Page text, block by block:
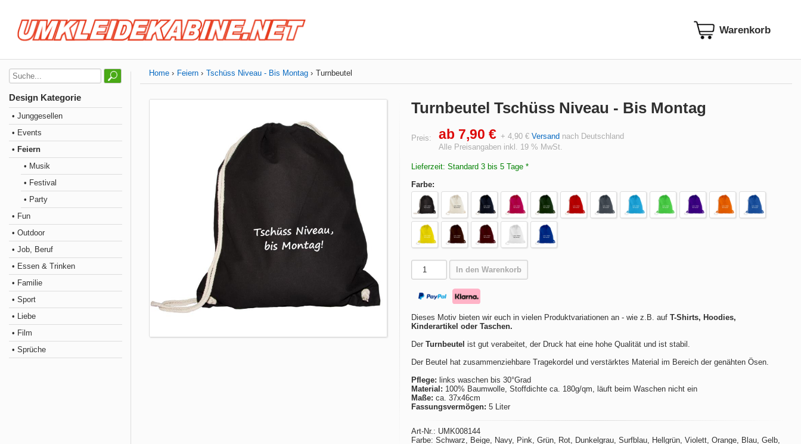
Design Kategorie
• Junggesellen
• Events
• Feiern
• Musik
• Festival
• Party
• Fun
• Outdoor
• Job, Beruf
• Essen & Trinken
• Familie
• Sport
• Liebe
• Film
• Sprüche
Home Feiern Tschüss Niveau - Bis Montag Turnbeutel
Turnbeutel Tschüss Niveau - Bis Montag
Preis: ab 7,90 € + 4,90 € Versand nach Deutschland
Alle Preisangaben inkl. 19 % MwSt.
Lieferzeit: Standard 3 bis 5 Tage *
Farbe:
In den Warenkorb
Dieses Motiv bieten wir euch in vielen Produktvariationen an - wie z.B. auf T-Shirts, Hoodies,
Kinderartikel oder Taschen.
Der Turnbeutel ist gut verabeitet, der Druck hat eine hohe Qualität und ist stabil.
Der Beutel hat zusammenziehbare Tragekordel und verstärktes Material im Bereich der genähten Ösen.
Pflege: links waschen bis 30°Grad
Material: 100% Baumwolle, Stoffdichte ca. 180g/qm, läuft beim Waschen nicht ein
Maße: ca. 37x46cm
Fassungsvermögen: 5 Liter
Art-Nr.: UMK008144
Farbe: Schwarz, Beige, Navy, Pink, Grün, Rot, Dunkelgrau, Surfblau, Hellgrün, Violett, Orange, Blau, Gelb,